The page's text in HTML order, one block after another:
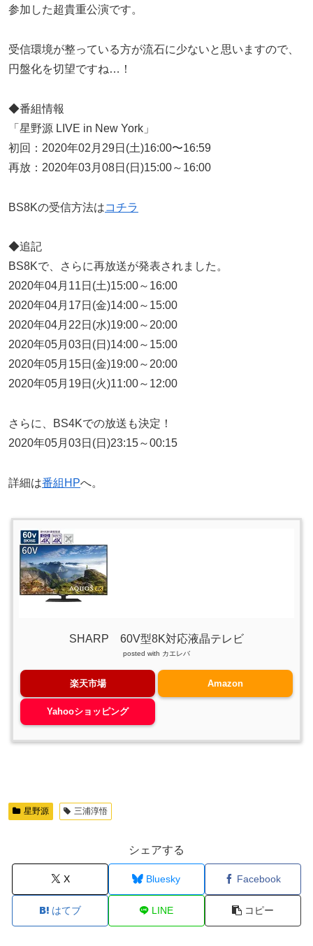
参加した超貴重公演です。
受信環境が整っている方が流石に少ないと思いますので、
円盤化を切望ですね…！
◆番組情報
「星野源 LIVE in New York」
初回：2020年02月29日(土)16:00〜16:59
再放：2020年03月08日(日)15:00～16:00
BS8Kの受信方法はコチラ
◆追記
BS8Kで、さらに再放送が発表されました。
2020年04月11日(土)15:00～16:00
2020年04月17日(金)14:00～15:00
2020年04月22日(水)19:00～20:00
2020年05月03日(日)14:00～15:00
2020年05月15日(金)19:00～20:00
2020年05月19日(火)11:00～12:00
さらに、BS4Kでの放送も決定！
2020年05月03日(日)23:15～00:15
詳細は番組HPへ。
SHARP 60V型8K対応液晶テレビ
posted with カエレバ
楽天市場 Amazon
Yahooショッピング
星野源 三浦淳悟
シェアする
X Bluesky Facebook
はてブ LINE コピー